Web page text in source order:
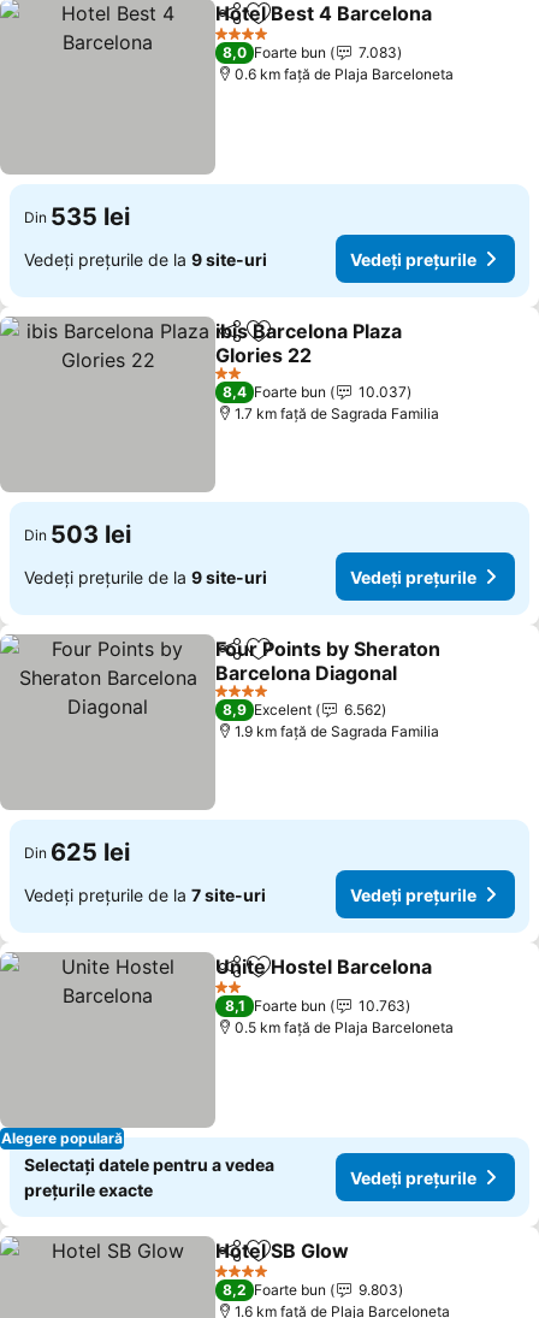
DistribuițiAdăugaţi la favorite
Hotel Best 4 Barcelona
4 Stele
8,0 Foarte bun
7.083
0.6 km faţă de Plaja Barceloneta
Din 535 lei
Vedeți prețurile de la 9 site-uri Vedeți prețurile
DistribuițiAdăugaţi la favorite
ibis Barcelona Plaza
Glories 22
2 Stele
8,4 Foarte bun
10.037
1.7 km faţă de Sagrada Familia
Din 503 lei
Vedeți prețurile de la 9 site-uri Vedeți prețurile
DistribuițiAdăugaţi la favorite
Four Points by Sheraton
Barcelona Diagonal
4 Stele
8,9 Excelent
6.562
1.9 km faţă de Sagrada Familia
Din 625 lei
Vedeți prețurile de la 7 site-uri Vedeți prețurile
Alegere populară
DistribuițiAdăugaţi la favorite
Unite Hostel Barcelona
2 Stele
8,1 Foarte bun
10.763
0.5 km faţă de Plaja Barceloneta
Selectați datele pentru a vedea
prețurile exacte
Vedeți prețurile
DistribuițiAdăugaţi la favorite
Hotel SB Glow
4 Stele
8,2 Foarte bun
9.803
1.6 km faţă de Plaja Barceloneta